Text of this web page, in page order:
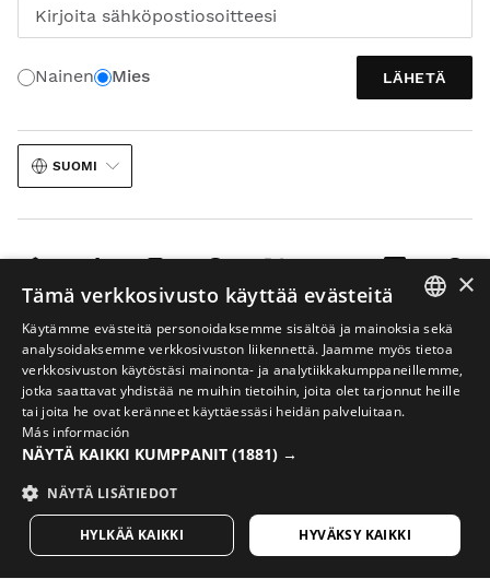
Kirjoita sähköpostiosoitteesi
Nainen Mies LÄHETÄ
SUOMI
Tekoäly kuvissa Sivukartta
© 2026 Siroko
ENGLISH
GREEK
FINNISH
×
Tämä verkkosivusto käyttää evästeitä
Käytämme evästeitä personoidaksemme sisältöä ja mainoksia sekä
analysoidaksemme verkkosivuston liikennettä. Jaamme myös tietoa
verkkosivuston käytöstäsi mainonta- ja analytiikkakumppaneillemme,
jotka saattavat yhdistää ne muihin tietoihin, joita olet tarjonnut heille
tai joita he ovat keränneet käyttäessäsi heidän palveluitaan.
Más información
NÄYTÄ KAIKKI KUMPPANIT (1881) →
NÄYTÄ LISÄTIEDOT
HYVÄKSY KAIKKI
HYLKÄÄ KAIKKI